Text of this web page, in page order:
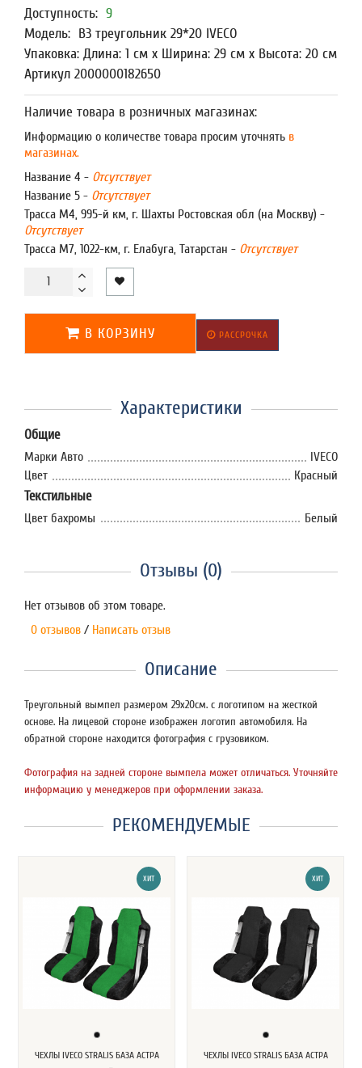
Доступность: 9
Модель: В3 треугольник 29*20 IVECO
Упаковка: Длина: 1 см x Ширина: 29 см x Высота: 20 см
Артикул 2000000182650
Наличие товара в розничных магазинах:
Информацию о количестве товара просим уточнять в
магазинах.
Название 4 - Отсутствует
Название 5 - Отсутствует
Трасса М4, 995-й км, г. Шахты Ростовская обл (на Москву) -
Отсутствует
Трасса М7, 1022-км, г. Елабуга, Татарстан - Отсутствует
В КОРЗИНУ РАССРОЧКА
Характеристики
Общие
Марки Авто
IVECO
Цвет
Красный
Текстильные
Цвет бахромы Белый
Отзывы (0)
Нет отзывов об этом товаре.
0 отзывов / Написать отзыв
Описание
Треугольный вымпел размером 29х20см. с логотипом на жесткой
основе. На лицевой стороне изображен логотип автомобиля. На
обратной стороне находится фотография с грузовиком.
Фотография на задней стороне вымпела может отличаться. Уточняйте
информацию у менеджеров при оформлении заказа.
РЕКОМЕНДУЕМЫЕ
ХИТ
ЧЕХЛЫ IVECO STRALIS БАЗА АСТРА
ХИТ
ЧЕХЛЫ IVECO STRALIS БАЗА АСТРА